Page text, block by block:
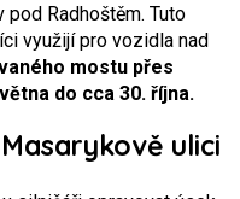
pod Radhoštěm. Tuto
využijí pro vozidla nad
mostu přes
do cca 30. října.
ulici